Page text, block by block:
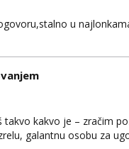
u
kakvo je – zračim
galantnu osobu za